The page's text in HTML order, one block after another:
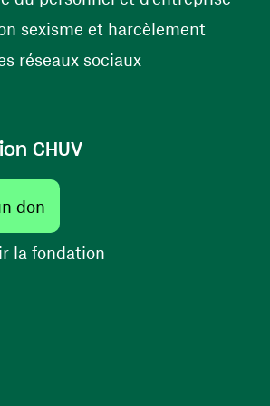
sexisme et harcèlement(opens
réseaux sociaux(opens in a new
CHUV
don
la fondation